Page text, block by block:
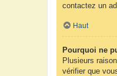
contactez un
Haut
Pourquoi ne
Plusieurs
vérifier que